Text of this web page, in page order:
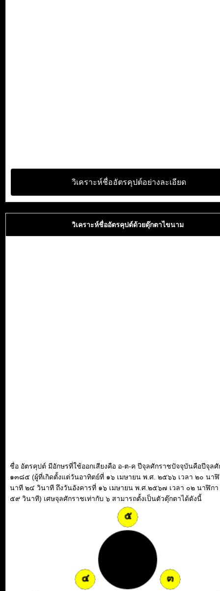
วิเคราะห์ชื่ออัตรคุปต์อย่างละเอียด
วิเคราะห์ชื่ออัตรคุปต์ด้วยตุ๊กตาไขนาม
ชื่อ อัตรคุปต์ มีอักษรที่ใช้ออกเสียงคือ อ-ต-ค ปีจุลศักราชปัจจุบันคือปีจุล
๑๓๘๕ (ผู้ที่เกิดตั้งแต่วันอาทิตย์ที่ ๑๖ เมษายน พ.ศ. ๒๕๖๖ เวลา ๒๐ นา
นาที ๒๔ วินาที ถึงวันอังคารที่ ๑๖ เมษายน พ.ศ.๒๕๖๗ เวลา ๐๒ นาฬิก
๕๙ วินาที) เศษจุลศักราชเท่ากับ ๖ สามารถตั้งเป็นตัวตุ๊กตาได้ดังนี้